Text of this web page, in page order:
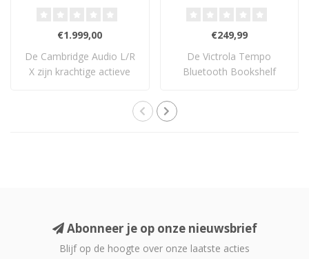
€1.999,00
De Cambridge Audio L/R
X zijn krachtige actieve
€249,99
De Victrola Tempo
Bluetooth Bookshelf
Abonneer je op onze nieuwsbrief
Blijf op de hoogte over onze laatste acties